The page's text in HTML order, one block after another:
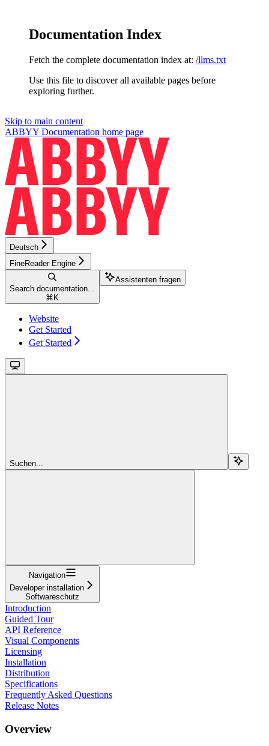
Documentation Index
Fetch the complete documentation index at: /llms.txt
Use this file to discover all available pages before
exploring further.
Skip to main content
ABBYY Documentation home page
Deutsch
FineReader Engine
Search documentation...
⌘ K
Assistenten fragen
Website
Get Started
Get Started
Suchen...
Navigation
Developer installation
Softwareschutz
Introduction
Guided Tour
API Reference
Visual Components
Licensing
Installation
Distribution
Specifications
Frequently Asked Questions
Release Notes
Overview